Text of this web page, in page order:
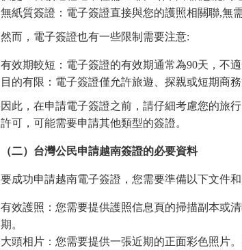
無紙質簽證：電子簽證直接與您的護照相關聯,無
然而，電子簽證也有一些限制需要注意:
有效期較短：電子簽證的有效期通常為90天，不適
目的有限：電子簽證僅允許旅遊、探親或短期商
因此，在申請電子簽證之前，請仔細考慮您的旅
許可，可能需要申請其他類型的簽證。
（二）台灣公民申請越南簽證的必要資料
要成功申請越南電子簽證，您需要準備以下文件
有效護照：您需要提供護照信息頁的掃描副本或
期。
大頭相片：您需要提供一張近期的正面彩色照片